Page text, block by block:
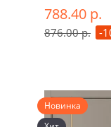
788.40 р.
876.00 р. -
Новинка